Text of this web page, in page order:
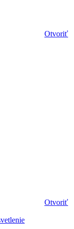
Otvoriť
Otvoriť